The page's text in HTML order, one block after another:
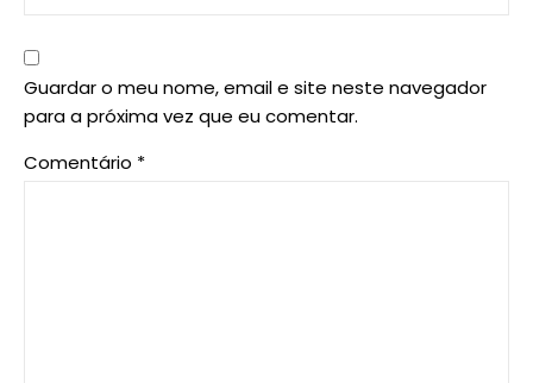
Guardar o meu nome, email e site neste navegador
para a próxima vez que eu comentar.
Comentário *